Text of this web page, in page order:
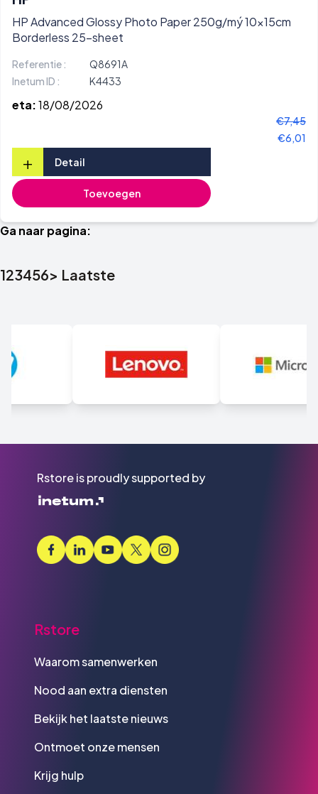
HP Advanced Glossy Photo Paper 250g/mý 10x15cm
Borderless 25-sheet
Referentie :
Q8691A
Inetum ID :
K4433
eta:18/08/2026
€7,45
€6,01
+ Detail
Toevoegen
Ga naar pagina:
123456> Laatste
Rstore is proudly supported by
Rstore
Waarom samenwerken
Nood aan extra diensten
Bekijk het laatste nieuws
Ontmoet onze mensen
Krijg hulp